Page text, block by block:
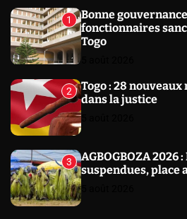
W
S
1
Bonne
fonctionnaires
Togo
2
Togo : 28
dans la justice
3
AGBOGBOZA 2026
suspendues, place